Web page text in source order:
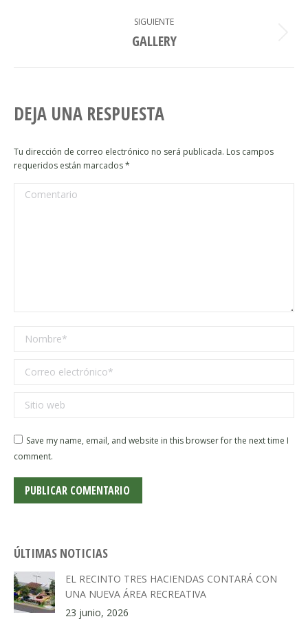
ÁLBUMES
SIGUIENTE
Álbum
GALLERY
DEJA UNA RESPUESTA
Tu dirección de correo electrónico no será publicada. Los campos
requeridos están marcados*
Comentario
Nombre *
Correo electrónico *
Sitio web
Save my name, email, and website in this browser for the next time I
comment.
PUBLICAR COMENTARIO
ÚLTIMAS NOTICIAS
EL RECINTO TRES HACIENDAS CONTARÁ CON
UNA NUEVA ÁREA RECREATIVA
23 junio, 2026